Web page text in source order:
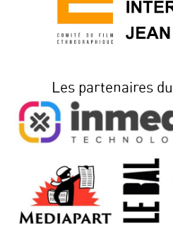
Les partenaires